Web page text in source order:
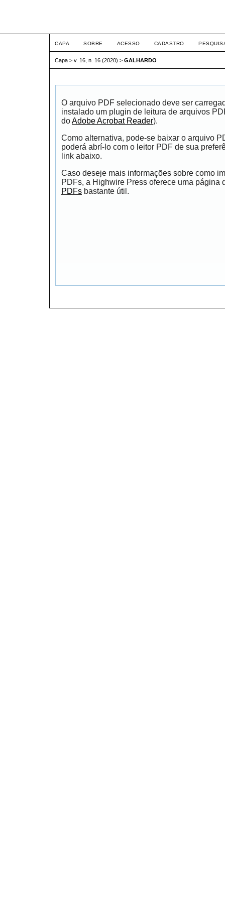
CAPA SOBRE ACESSO CADASTRO
Capa > v. 16, n. 16 (2020) > GALHARDO
O arquivo PDF selecionado deve ser
instalado um plugin de leitura de arquivos
doAdobe Acrobat Reader).
Como alternativa, pode-se baixar o arquivo
poderá abrí-lo com o leitor PDF de sua
link abaixo.
Caso deseje mais informações sobre como
PDFs, a Highwire Press oferece uma página
PDFs bastante útil.